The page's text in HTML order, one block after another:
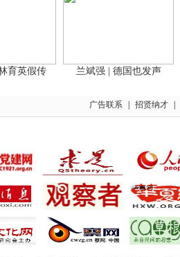
假传 兰斌强 | 德国也发声
广告联系 招贤纳才